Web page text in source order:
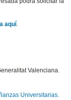
aquí.
Valenciana.
Universitarias.